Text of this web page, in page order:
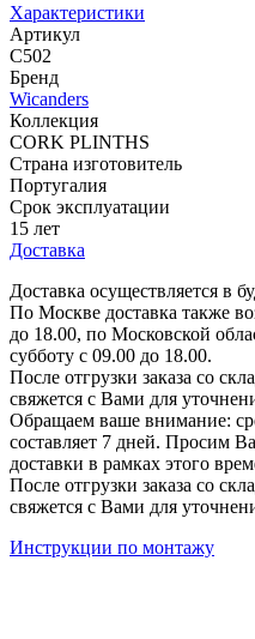
Характеристики
Артикул
C502
Бренд
Wicanders
Коллекция
CORK PLINTHS
Страна изготовитель
Португалия
Срок эксплуатации
15 лет
Доставка
Доставка осуществляется в
По Москве доставка также
до 18.00, по Московской
субботу с 09.00 до 18.00.
После отгрузки заказа со
свяжется с Вами для
Обращаем ваше внимание:
составляет 7 дней. Просим
доставки в рамках этого
После отгрузки заказа со
свяжется с Вами для
Инструкции по монтажу